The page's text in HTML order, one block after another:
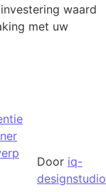
waard
met uw
Door iq-
designstudio